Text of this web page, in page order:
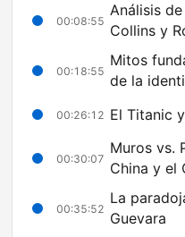
00:08:55
Análisis
Collins y
00:18:55
Mitos
de la
00:26:12 El Titanic
00:30:07
Muros vs.
China y el
00:35:52
La
Guevara